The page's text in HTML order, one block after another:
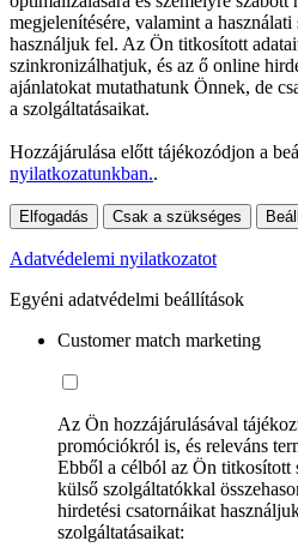
megjelenítésére, valamint a használati
használjuk fel. Az Ön titkosított
szinkronizálhatjuk, és az ő online
ajánlatokat mutathatunk Önnek, de
a szolgáltatásaikat.
Hozzájárulása előtt tájékozódjon a
nyilatkozatunkban..
Elfogadás Csak a szükséges
Adatvédelemi nyilatkozatot
Egyéni adatvédelmi beállítások
Customer match marketing
Az Ön hozzájárulásával
promóciókról is, és releváns
Ebből a célból az Ön titkosított
külső szolgáltatókkal
hirdetési csatornáikat
szolgáltatásaikat: